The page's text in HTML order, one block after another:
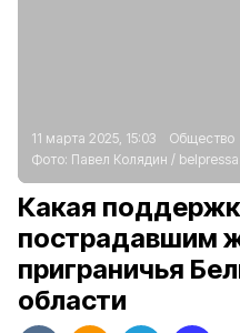
11 марта 2025, 15:03
Общество
Фото: Павел Колядин /
Какая
пострадавшим
приграничья
области